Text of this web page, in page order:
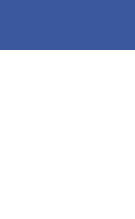
Polideportivo